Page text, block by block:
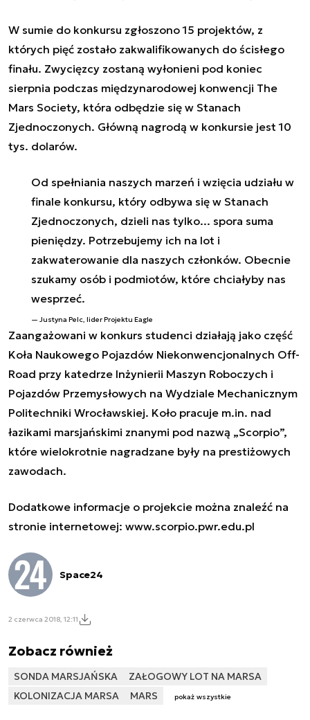
W sumie do konkursu zgłoszono 15 projektów, z
których pięć zostało zakwalifikowanych do ścisłego
finału. Zwycięzcy zostaną wyłonieni pod koniec
sierpnia podczas międzynarodowej konwencji The
Mars Society, która odbędzie się w Stanach
Zjednoczonych. Główną nagrodą w konkursie jest 10
tys. dolarów.
Od spełniania naszych marzeń i wzięcia udziału w
finale konkursu, który odbywa się w Stanach
Zjednoczonych, dzieli nas tylko... spora suma
pieniędzy. Potrzebujemy ich na lot i
zakwaterowanie dla naszych członków. Obecnie
szukamy osób i podmiotów, które chciałyby nas
wesprzeć.
Justyna Pelc, lider Projektu Eagle
Zaangażowani w konkurs studenci działają jako część
Koła Naukowego Pojazdów Niekonwencjonalnych Off-
Road przy katedrze Inżynierii Maszyn Roboczych i
Pojazdów Przemysłowych na Wydziale Mechanicznym
Politechniki Wrocławskiej. Koło pracuje m.in. nad
łazikami marsjańskimi znanymi pod nazwą „Scorpio”,
które wielokrotnie nagradzane były na prestiżowych
zawodach.
Dodatkowe informacje o projekcie można znaleźć na
stronie internetowej: www.scorpio.pwr.edu.pl
Space24
2 czerwca 2018, 12:11
Zobacz również
SONDA MARSJAŃSKA
ZAŁOGOWY LOT NA MARSA
KOLONIZACJA MARSA
MARS pokaż wszystkie